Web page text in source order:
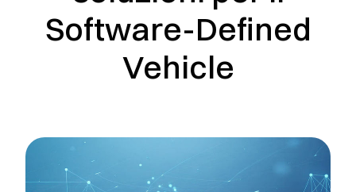
Software-Defined
Vehicle